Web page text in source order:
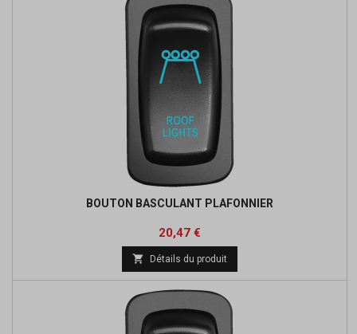
BOUTON BASCULANT PLAFONNIER
Prix
20,47 €
base
 Détails du produit